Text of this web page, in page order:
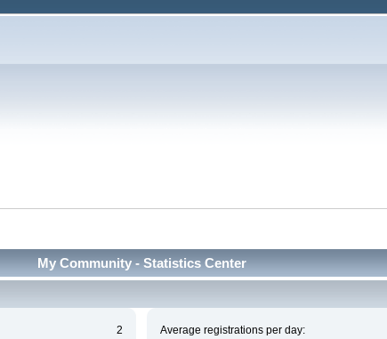
My Community - Statistics Center
2
Average registrations per day: